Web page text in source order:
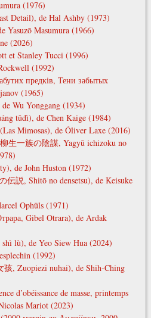
(1976)
Detail), de Hal Ashby (1973)
Yasuzō Masumura (1966)
(2026)
et Stanley Tucci (1996)
(1992)
предків, Тени забытых
(1965)
Wu Yonggang (1934)
tǔdì), de Chen Kaige (1984)
Mimosas), de Óliver Laxe (2016)
生一族の陰謀, Yagyū ichizoku no
de John Huston (1972)
伝説, Shitō no densetsu), de Keisuke
Ophüls (1971)
Gibel Otrara), de Ardak
lù), de Yeo Siew Hua (2024)
(1992)
, Zuopiezi nuhai), de Shih-Ching
d’obéissance de masse, printemps
Mariot (2023)